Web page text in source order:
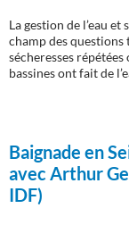
La gestion de l’eau
champ des questions
sécheresses
bassines ont fait de
Baignade en
avec Arthur
IDF)